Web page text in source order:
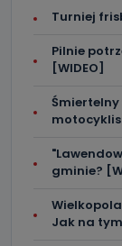
Turniej
Pilnie
[WIDEO]
Śmiertelny
gminie?
Jak na